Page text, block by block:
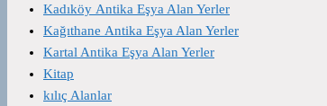
Kadıköy Antika Eşya Alan Yerler
Kağıthane Antika Eşya Alan Yerler
Kartal Antika Eşya Alan Yerler
Kitap
kılıç Alanlar